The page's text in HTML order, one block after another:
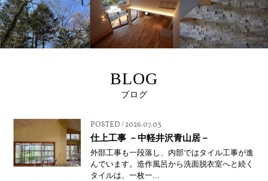
BLOG
ブログ
POSTED / 2026.07.03
仕上工事 －中軽井沢青山居－
外部工事も一段落し、内部ではタイル工事が進
んでいます。造作風呂から洗面脱衣室へと続く
タイルは、一枚一...